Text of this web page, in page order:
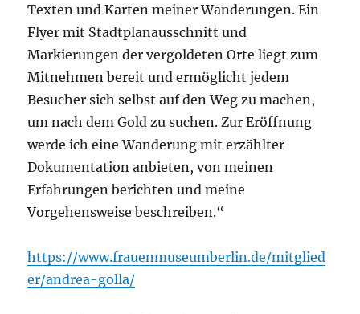
Texten und Karten meiner Wanderungen. Ein
Flyer mit Stadtplanausschnitt und
Markierungen der vergoldeten Orte liegt zum
Mitnehmen bereit und ermöglicht jedem
Besucher sich selbst auf den Weg zu machen,
um nach dem Gold zu suchen. Zur Eröffnung
werde ich eine Wanderung mit erzählter
Dokumentation anbieten, von meinen
Erfahrungen berichten und meine
Vorgehensweise beschreiben.“
https://www.frauenmuseumberlin.de/mitglied
er/andrea-golla/